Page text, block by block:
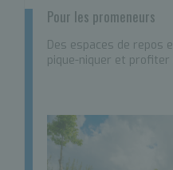
Pour les promeneurs
Des espaces de repos
pique-niquer et